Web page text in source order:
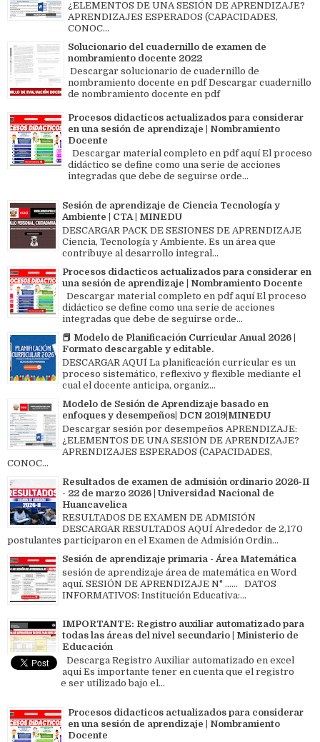
¿ELEMENTOS DE UNA SESIÓN DE APRENDIZAJE?
APRENDIZAJES ESPERADOS (CAPACIDADES,
CONOC...
Solucionario del cuadernillo de examen de
nombramiento docente 2022
Descargar solucionario de cuadernillo de
nombramiento docente en pdf Descargar cuadernillo
de nombramiento docente en pdf
Procesos didacticos actualizados para considerar
en una sesión de aprendizaje | Nombramiento
Docente
Descargar material completo en pdf aquí El proceso
didáctico se define como una serie de acciones
integradas que debe de seguirse orde...
Sesión de aprendizaje de Ciencia Tecnología y
Ambiente | CTA | MINEDU
DESCARGAR PACK DE SESIONES DE APRENDIZAJE
Ciencia, Tecnología y Ambiente. Es un área que
contribuye al desarrollo integral...
Procesos didacticos actualizados para considerar en
una sesión de aprendizaje | Nombramiento Docente
Descargar material completo en pdf aquí El proceso
didáctico se define como una serie de acciones
integradas que debe de seguirse orde...
📕 Modelo de Planificación Curricular Anual 2026 |
Formato descargable y editable.
DESCARGAR AQUÍ La planificación curricular es un
proceso sistemático, reflexivo y flexible mediante el
cual el docente anticipa, organiz...
Modelo de Sesión de Aprendizaje basado en
enfoques y desempeños| DCN 2019|MINEDU
Descargar sesión por desempeños APRENDIZAJE:
¿ELEMENTOS DE UNA SESIÓN DE APRENDIZAJE?
APRENDIZAJES ESPERADOS (CAPACIDADES,
CONOC...
Resultados de examen de admisión ordinario 2026-II
- 22 de marzo 2026 | Universidad Nacional de
Huancavelica
RESULTADOS DE EXAMEN DE ADMISIÓN
DESCARGAR RESULTADOS AQUÍ Alrededor de 2,170
postulantes participaron en el Examen de Admisión Ordin...
Sesión de aprendizaje primaria - Área Matemática
sesión de aprendizaje área de matemática en Word
aquí. SESIÓN DE APRENDIZAJE N° ...... DATOS
INFORMATIVOS: Institución Educativa:...
IMPORTANTE: Registro auxiliar automatizado para
todas las áreas del nivel secundario | Ministerio de
Educación
Descarga Registro Auxiliar automatizado en excel
aqui Es importante tener en cuenta que el registro
auxiliar debe ser utilizado bajo el...
Procesos didacticos actualizados para considerar
en una sesión de aprendizaje | Nombramiento
Docente